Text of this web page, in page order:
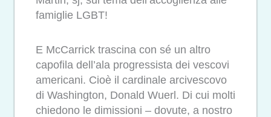
famiglie LGBT!
E McCarrick trascina con sé un altro
capofila dell’ala progressista dei vescovi
americani. Cioè il cardinale arcivescovo
di Washington, Donald Wuerl. Di cui molti
chiedono le dimissioni – dovute, a nostro